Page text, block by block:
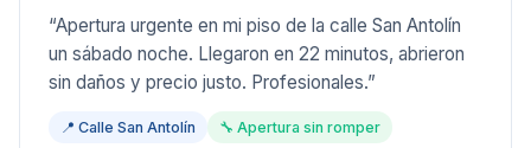
“Apertura urgente en mi piso de la calle San Antolín
un sábado noche. Llegaron en 22 minutos, abrieron
sin daños y precio justo. Profesionales.”
📍 Calle San Antolín 🔧 Apertura sin romper